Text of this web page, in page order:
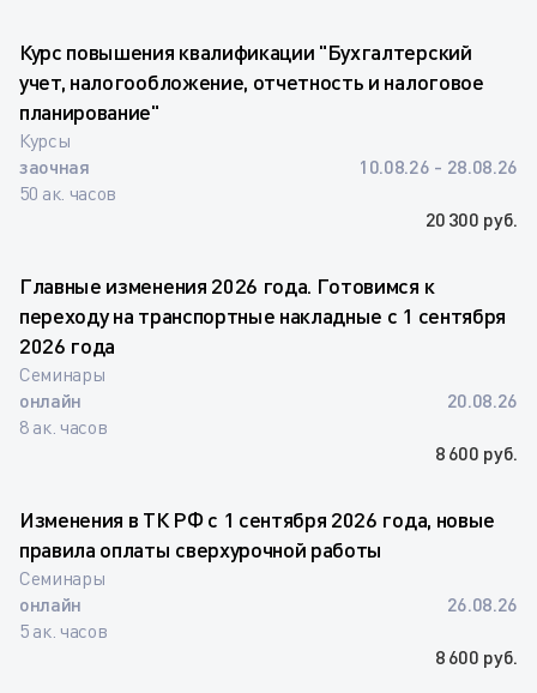
Курс повышения квалификации "Бухгалтерский
учет, налогообложение, отчетность и налоговое
планирование"
Курсы
заочная
50 ак. часов
10.08.26 - 28.08.26
20 300 руб.
Главные изменения 2026 года. Готовимся к
переходу на транспортные накладные с 1 сентября
2026 года
Семинары
онлайн
8 ак. часов
20.08.26
8 600 руб.
Изменения в ТК РФ с 1 сентября 2026 года, новые
правила оплаты сверхурочной работы
Семинары
онлайн
5 ак. часов
26.08.26
8 600 руб.